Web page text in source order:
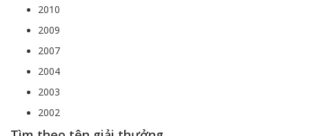
2010
2009
2007
2004
2003
2002